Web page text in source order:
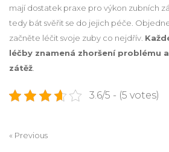
mají dostatek praxe pro výkon zubních
tedy bát svěřit se do jejich péče.
začněte léčit svoje zuby co nejdřív.
léčby znamená zhoršení problému
zátěž.
3.6/5 - (5 votes)
« Previous